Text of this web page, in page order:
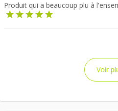
Produit qui a beaucoup plu à
Voir